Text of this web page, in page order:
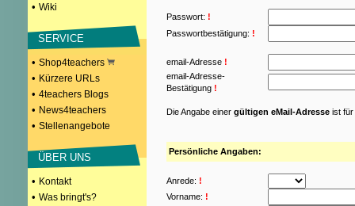
• Wiki
SERVICE
• Shop4teachers
• Kürzere URLs
• 4teachers Blogs
• News4teachers
• Stellenangebote
ÜBER UNS
• Kontakt
• Was bringt's?
Passwort: !
Passwortbestätigung: !
email-Adresse !
email-Adresse-
Bestätigung !
Die Angabe einer gültigen eMail-Adresse ist für
Persönliche Angaben:
Anrede: !
Vorname: !